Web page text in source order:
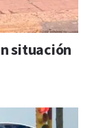
situación